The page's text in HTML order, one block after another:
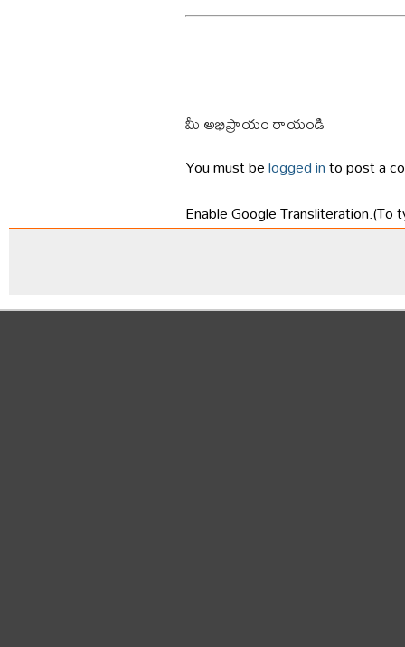
మీ అభిప్రాయం రాయండి
You must belogged into post a
Enable Google